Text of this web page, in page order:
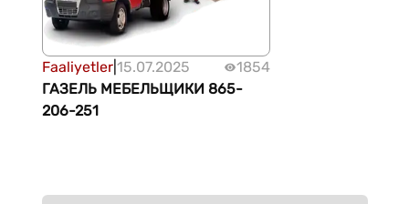
Faaliyetler| 15.07.2025
1854
ГАЗЕЛЬ МЕБЕЛЬЩИКИ 865-
206-251